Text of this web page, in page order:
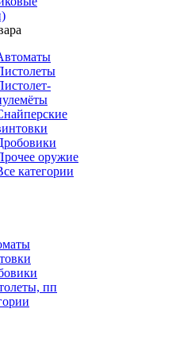
оружие
категории
пп